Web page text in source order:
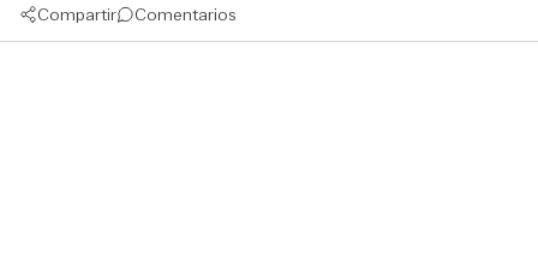
Compartir Comentarios